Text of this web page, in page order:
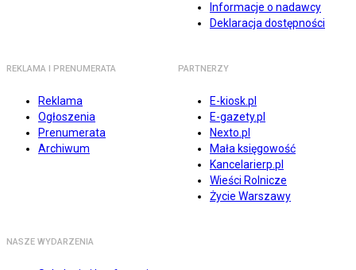
Informacje o nadawcy
Deklaracja dostępności
REKLAMA I PRENUMERATA
Reklama
Ogłoszenia
Prenumerata
Archiwum
PARTNERZY
E-kiosk.pl
E-gazety.pl
Nexto.pl
Mała księgowość
Kancelarierp.pl
Wieści Rolnicze
Życie Warszawy
NASZE WYDARZENIA